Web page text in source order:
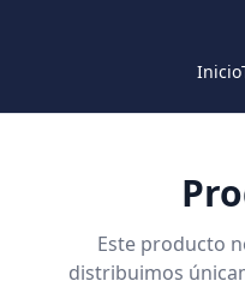
Inicio
Este producto
distribuimos